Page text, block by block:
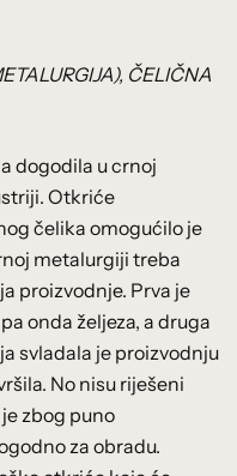
ČELIČNA
dogodila u crnoj
Otkriće
čelika omogućilo je
metalurgiji treba
proizvodnje. Prva je
onda željeza, a druga
svladala je proizvodnju
No nisu riješeni
zbog puno
za obradu.